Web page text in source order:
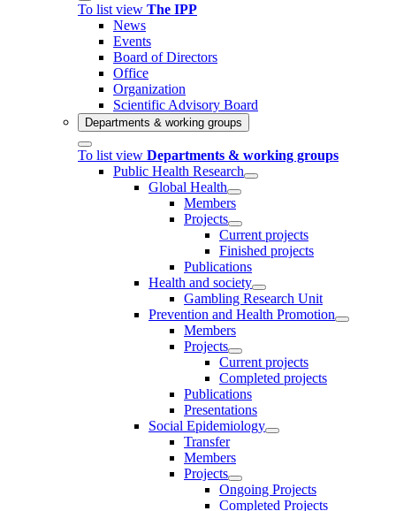
To list view The IPP
News
Events
Board of Directors
Office
Organization
Scientific Advisory Board
Departments & working groups
To list view Departments & working groups
Public Health Research
Global Health
Members
Projects
Current projects
Finished projects
Publications
Health and society
Gambling Research Unit
Prevention and Health Promotion
Members
Projects
Current projects
Completed projects
Publications
Presentations
Social Epidemiology
Transfer
Members
Projects
Ongoing Projects
Completed Projects